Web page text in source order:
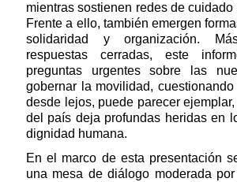
mientras sostienen redes de
Frente a ello, también emergen
solidaridad y organización.
respuestas cerradas, este
preguntas urgentes sobre las
gobernar la movilidad,
desde lejos, puede parecer
del país deja profundas heridas en
dignidad humana.
En el marco de esta presentación
una mesa de diálogo moderada